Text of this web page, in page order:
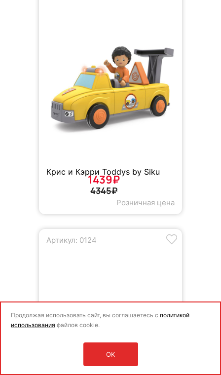
Крис и Кэрри Toddys by Siku
1439₽
4345₽
Розничная цена
Артикул: 0124
Оставить заявку
Продолжая использовать сайт, вы соглашаетесь с политикой
использования файлов cookie.
OK